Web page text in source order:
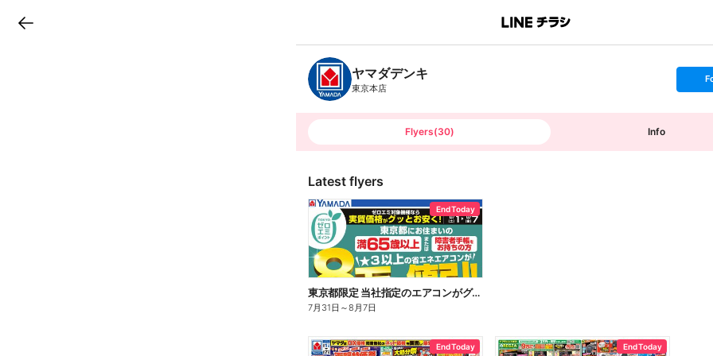
B
n
c
h
T
ヤマダデンキ
東京本店
s
t
o
Flyers(30) Info
Latest flyers
End Today
東京都限定 当社指定のエアコンがグッとお安く!
7月31日 ～8月7日
End Today End Today